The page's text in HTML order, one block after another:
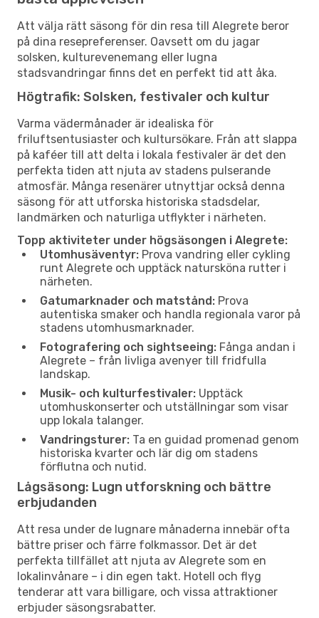
Att välja rätt säsong för din resa till Alegrete beror
på dina resepreferenser. Oavsett om du jagar
solsken, kulturevenemang eller lugna
stadsvandringar finns det en perfekt tid att åka.
Högtrafik: Solsken, festivaler och kultur
Varma vädermånader är idealiska för
friluftsentusiaster och kultursökare. Från att slappa
på kaféer till att delta i lokala festivaler är det den
perfekta tiden att njuta av stadens pulserande
atmosfär. Många resenärer utnyttjar också denna
säsong för att utforska historiska stadsdelar,
landmärken och naturliga utflykter i närheten.
Topp aktiviteter under högsäsongen i Alegrete:
Utomhusäventyr: Prova vandring eller cykling
runt Alegrete och upptäck natursköna rutter i
närheten.
Gatumarknader och matstånd: Prova
autentiska smaker och handla regionala varor på
stadens utomhusmarknader.
Fotografering och sightseeing: Fånga andan i
Alegrete – från livliga avenyer till fridfulla
landskap.
Musik- och kulturfestivaler: Upptäck
utomhuskonserter och utställningar som visar
upp lokala talanger.
Vandringsturer: Ta en guidad promenad genom
historiska kvarter och lär dig om stadens
förflutna och nutid.
Lågsäsong: Lugn utforskning och bättre
erbjudanden
Att resa under de lugnare månaderna innebär ofta
bättre priser och färre folkmassor. Det är det
perfekta tillfället att njuta av Alegrete som en
lokalinvånare – i din egen takt. Hotell och flyg
tenderar att vara billigare, och vissa attraktioner
erbjuder säsongsrabatter.